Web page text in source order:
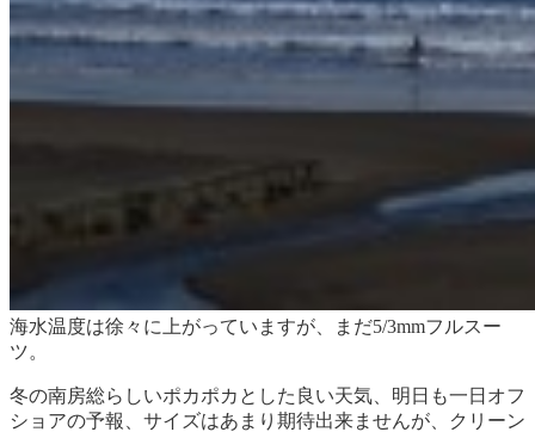
海水温度は徐々に上がっていますが、まだ5/3mmフルスー
ツ。
冬の南房総らしいポカポカとした良い天気、明日も一日オフ
ショアの予報、サイズはあまり期待出来ませんが、クリーン